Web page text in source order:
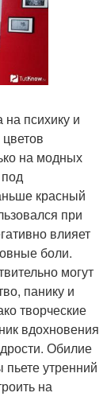
психику и
на модных
красный
при
влияет
боли.
могут
панику и
творческие
вдохновения
Обилие
пьете утренний
на